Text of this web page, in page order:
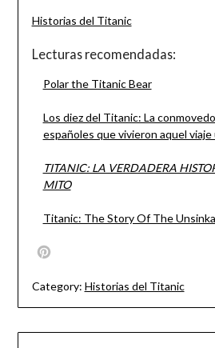
Historias del Titanic
Lecturas recomendadas:
Polar the Titanic Bear
Los diez del Titanic: La
españoles que vivieron aquel viaje
TITANIC: LA VERDADERA
MITO
Titanic: The Story Of The
Category: Historias del Titanic